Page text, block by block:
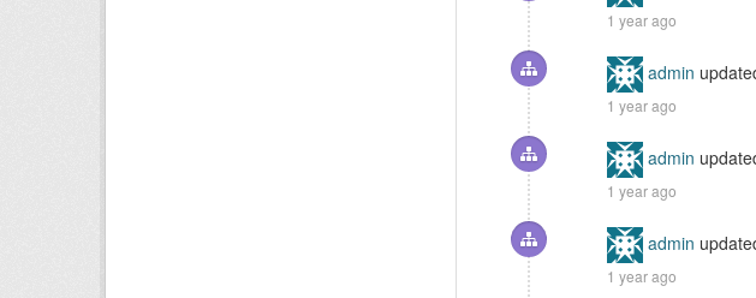
1 year ago
admin
1 year ago
admin
1 year ago
admin
1 year ago